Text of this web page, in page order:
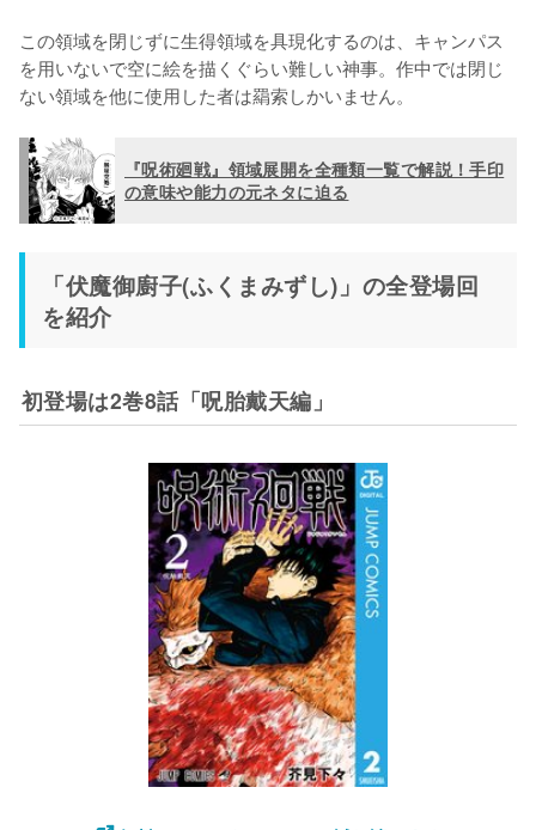
この領域を閉じずに生得領域を具現化するのは、キャンパス
を用いないで空に絵を描くぐらい難しい神事。作中では閉じ
『呪術廻戦』領域展開を全種類一覧で解説！手印
の意味や能力の元ネタに迫る
「伏魔御廚子(ふくまみずし)」の全登場回
を紹介
初登場は2巻8話「呪胎戴天編」